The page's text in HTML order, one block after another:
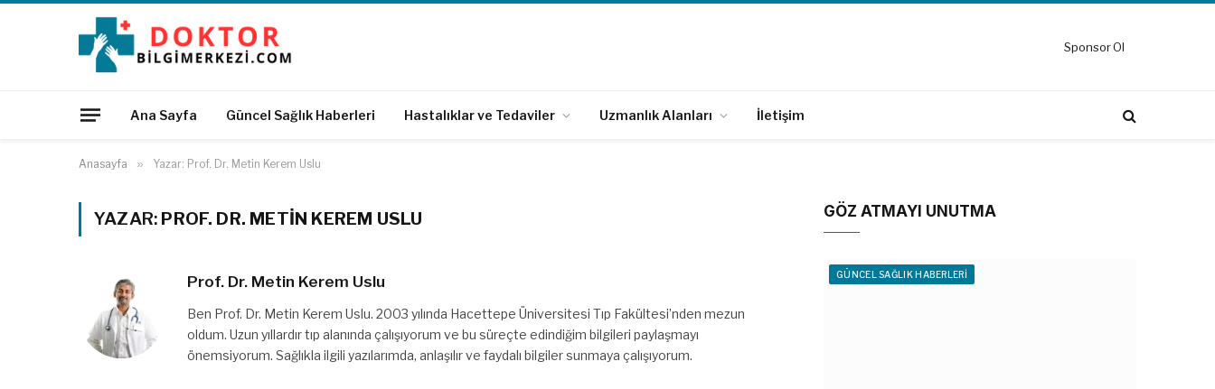
Sponsor Ol
Ana Sayfa Güncel Sağlık Haberleri Hastalıklar ve Tedaviler Uzmanlık Alanları İletişim
Anasayfa » Yazar: Prof. Dr. Metin Kerem Uslu
YAZAR: PROF. DR. METIN KEREM USLU
Prof. Dr. Metin Kerem Uslu
Ben Prof. Dr. Metin Kerem Uslu. 2003 yılında Hacettepe Üniversitesi Tıp Fakültesi’nden mezun
oldum. Uzun yıllardır tıp alanında çalışıyorum ve bu süreçte edindiğim bilgileri paylaşmayı
önemsiyorum. Sağlıkla ilgili yazılarımda, anlaşılır ve faydalı bilgiler sunmaya çalışıyorum.
GÖZ ATMAYI UNUTMA
GÜNCEL SAĞLIK HABERLERI